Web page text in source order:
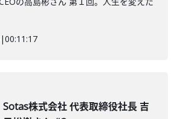
|00:11:17
Sotas株式会社 代表取締役社長 吉